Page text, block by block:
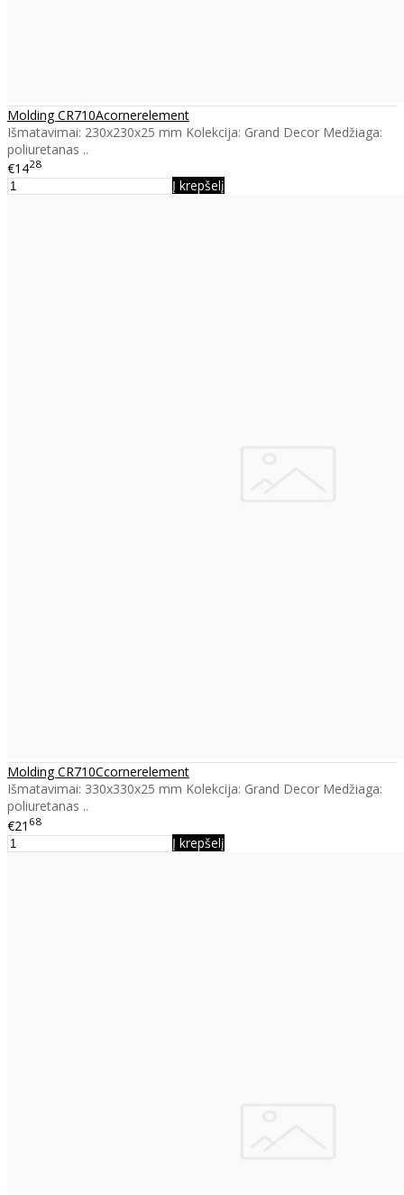
Molding CR710Acornerelement
Išmatavimai: 230x230x25 mm Kolekcija: Grand Decor Medžiaga:
poliuretanas ..
€1428
Į krepšelį
Molding CR710Ccornerelement
Išmatavimai: 330x330x25 mm Kolekcija: Grand Decor Medžiaga:
poliuretanas ..
€21 68
Į krepšelį